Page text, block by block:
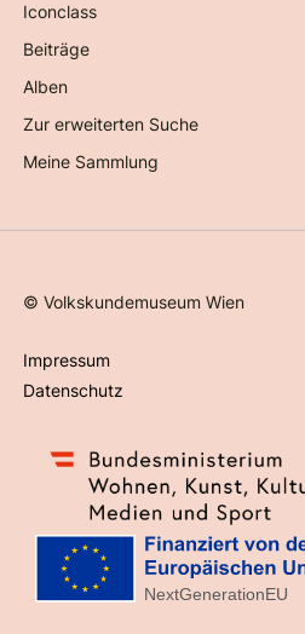
Iconclass
Beiträge
Alben
Zur erweiterten Suche
Meine Sammlung
©Volkskundemuseum Wien
Impressum
Datenschutz